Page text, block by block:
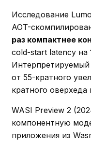
Исследование
AOT-
раз компактнее
cold-start latency на
Интерпретируемый
от 55-кратного
кратного
WASI Preview 2
компонентную
приложения из